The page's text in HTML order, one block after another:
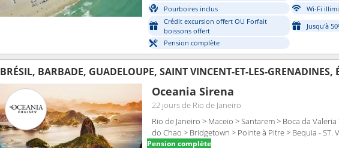
Pourboires inclus
Wi-Fi
Crédit excursion offert OU Forfait
boissons offert
Jusqu'à
Pension complète
BRÉSIL, BARBADE, GUADELOUPE, SAINT VINCENT-ET-LES-GRENADINES,
Oceania Sirena
22 joursde Rio de Janeiro
Rio de Janeiro > Maceio > Santarem > Boca da
do Chao > Bridgetown > Pointe à Pitre > Bequia - ST.
Pension complète